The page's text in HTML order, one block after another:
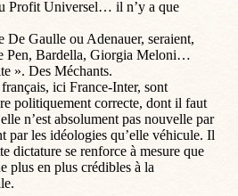
Profit Universel… il n’y a que
De Gaulle ou Adenauer, seraient,
Pen, Bardella, Giorgia Meloni…
». Des Méchants.
ici France-Inter, sont
politiquement correcte, dont il faut
n’est absolument pas nouvelle par
par les idéologies qu’elle véhicule. Il
dictature se renforce à mesure que
plus en plus crédibles à la